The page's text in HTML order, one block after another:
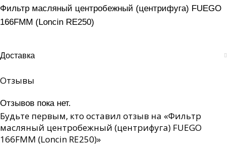
Фильтр масляный центробежный (центрифуга) FUEGO
166FMM (Loncin RE250)
Доставка
Отзывы
Отзывов пока нет.
Будьте первым, кто оставил отзыв на «Фильтр
масляный центробежный (центрифуга) FUEGO
166FMM (Loncin RE250)»